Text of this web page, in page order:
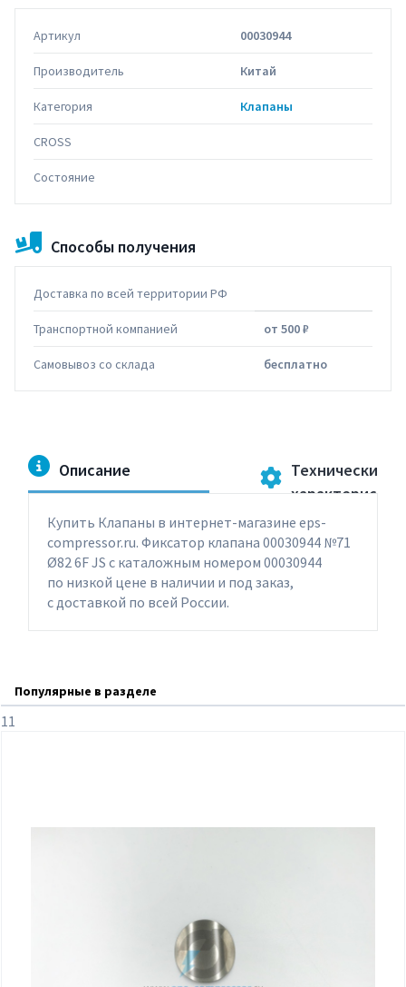
Артикул 00030944
Производитель Китай
Категория Клапаны
CROSS
Состояние
Способы получения
Доставка по всей территории РФ
Транспортной компанией от 500 ₽
Самовывоз со склада бесплатно
Описание
Технические
Купить Клапаны в интернет-магазине eps-
compressor.ru. Фиксатор клапана 00030944 №71
Ø82 6F JS с каталожным номером 00030944
по низкой цене в наличии и под заказ,
с доставкой по всей России.
Популярные в разделе
11